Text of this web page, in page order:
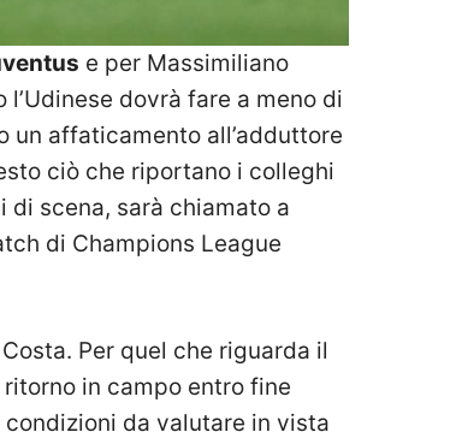
e per Massimiliano
dovrà fare a meno di
un affaticamento all’adduttore
ciò che riportano i colleghi
di scena, sarà chiamato a
di Champions League
Per quel che riguarda il
in campo entro fine
da valutare in vista